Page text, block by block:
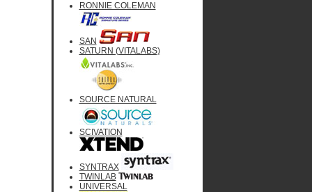
RONNIE COLEMAN
SAN
SATURN (VITALABS)
SOURCE NATURAL
SCIVATION
SYNTRAX
TWINLAB
UNIVERSAL